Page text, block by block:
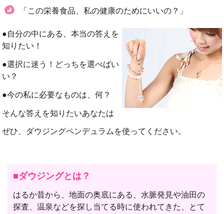
「この栄養食品、私の健康のためにいいの？」
●自分の中にある、本当の答えを
知りたい！
●選択に迷う！どっちを選べばい
い？
●今の私に必要なものは、何？
そんな答えを知りたいあなたは
ぜひ、ダウジングペンデュラムを使ってください。
■ダウジングとは？
はるか昔から、地面の奥底にある、水脈発見や油田の
探査、温泉などを探し当てる時に使われてきた、とて